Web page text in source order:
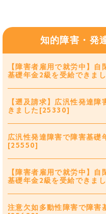
知的障害・発
【障害者雇用で就労中】
基礎年金2級を受給できま
【遡及請求】広汎性発達
きました[25330]
広汎性発達障害で障害基礎
[25550]
【障害者雇用で就労中】
基礎年金2級を受給できま
注意欠如多動性障害で障害